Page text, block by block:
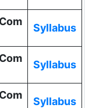
Syllabus
Syllabus
Syllabus